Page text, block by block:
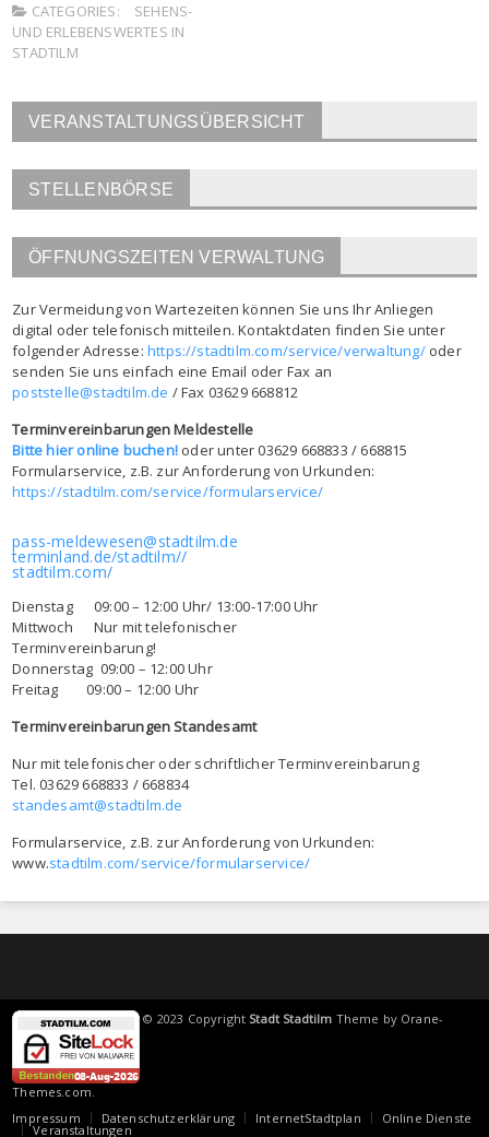
CATEGORIES:
SEHENS-
UND ERLEBENSWERTES IN
STADTILM
VERANSTALTUNGSÜBERSICHT
STELLENBÖRSE
ÖFFNUNGSZEITEN VERWALTUNG
Zur Vermeidung von Wartezeiten können Sie uns Ihr Anliegen
digital oder telefonisch mitteilen. Kontaktdaten finden Sie unter
folgender Adresse: https://stadtilm.com/service/verwaltung/oder
senden Sie uns einfach eine Email oder Fax an
poststelle@stadtilm.de / Fax 03629 668812
Terminvereinbarungen Meldestelle
Bitte hier online buchen! oder unter 03629 668833 / 668815
Formularservice, z.B. zur Anforderung von Urkunden:
https://stadtilm.com/service/formularservice/
pass-meldewesen@stadtilm.de
terminland.de/stadtilm//
stadtilm.com/
Dienstag 09:00 – 12:00 Uhr/ 13:00-17:00 Uhr
Mittwoch Nur mit telefonischer
Terminvereinbarung!
Donnerstag 09:00 – 12:00 Uhr
Freitag 09:00 – 12:00 Uhr
Terminvereinbarungen Standesamt
Nur mit telefonischer oder schriftlicher Terminvereinbarung
Tel. 03629 668833 / 668834
standesamt@stadtilm.de
Formularservice, z.B. zur Anforderung von Urkunden:
www.stadtilm.com/service/formularservice/
© 2023 Copyright Stadt Stadtilm Theme by Orane-
Themes.com.
Impressum
Datenschutzerklärung InternetStadtplan Online Dienste
Veranstaltungen